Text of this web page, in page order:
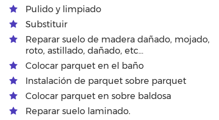
Pulido y limpiado
Substituir
Reparar suelo de madera dañado, mojado,
roto, astillado, dañado, etc…
Colocar parquet en el baño
Instalación de parquet sobre parquet
Colocar parquet en sobre baldosa
Reparar suelo laminado.